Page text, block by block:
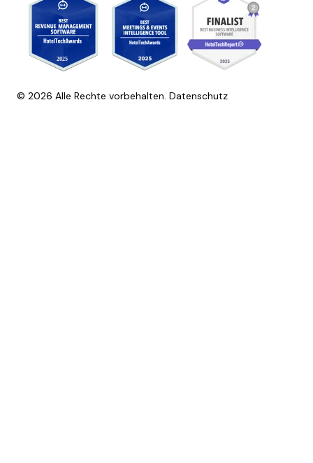
© 2026 Alle Rechte vorbehalten. Datenschutz